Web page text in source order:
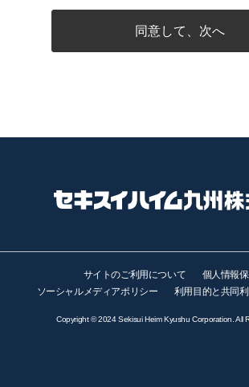
同意して、次へ
サイトのご利用について
個人情報
ソーシャルメディアポリシー
利用目的と共同
Copyright © 2024 Sekisui Heim Kyushu Corporation. All